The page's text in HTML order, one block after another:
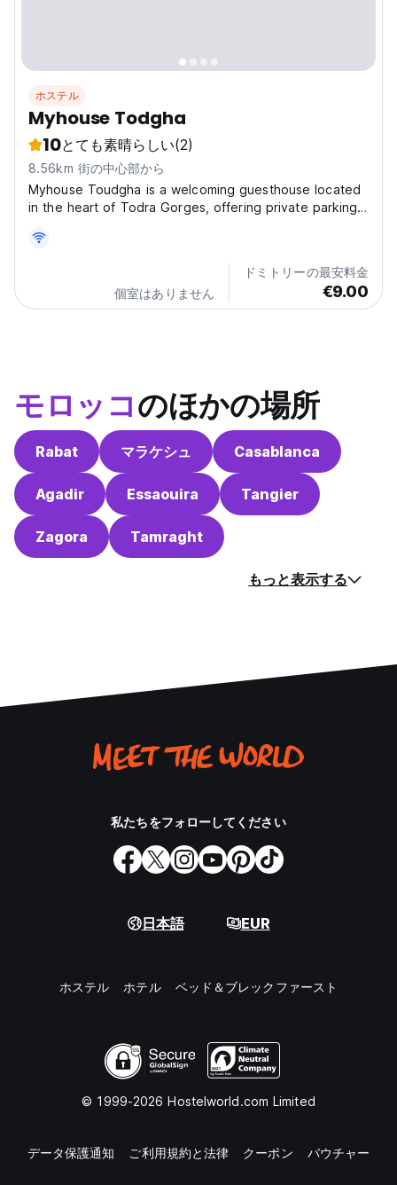
ホステル
Myhouse Todgha
10とても素晴らしい(2)
8.56km 街の中心部から
Myhouse Toudgha is a welcoming guesthouse located
in the heart of Todra Gorges, offering private parking
and triple rooms, making it the perfect base for
discovering the stunning Todra Gorges and its
個室はありません
ドミトリーの最安料金
€9.00
モロッコのほかの場所
Rabat マラケシュ Casablanca
Agadir Essaouira Tangier
Zagora Tamraght
もっと表示する
私たちをフォローしてください
日本語 EUR
ホステル ホテル ベッド＆ブレックファースト
© 1999-2026 Hostelworld.com Limited
データ保護通知 ご利用規約と法律 クーポン バウチャー